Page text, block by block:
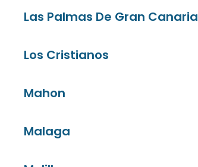
Las Palmas De Gran Canaria
Los Cristianos
Mahon
Malaga